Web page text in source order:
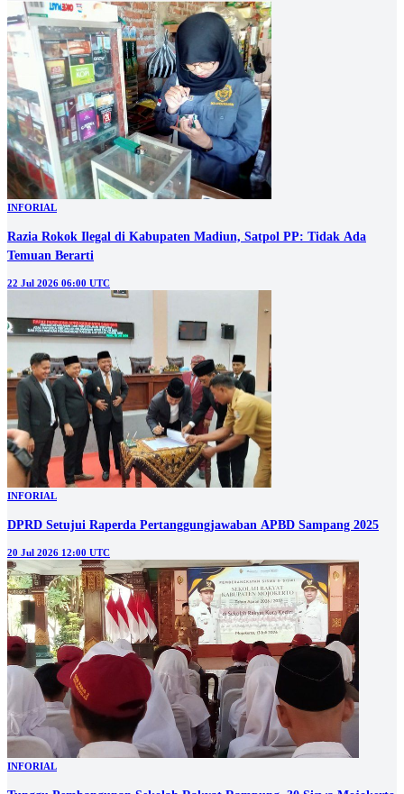
INFORIAL
Razia Rokok Ilegal di Kabupaten Madiun, Satpol PP: Tidak Ada
Temuan Berarti
22 Jul 2026 06:00 UTC
INFORIAL
DPRD Setujui Raperda Pertanggungjawaban APBD Sampang 2025
20 Jul 2026 12:00 UTC
INFORIAL